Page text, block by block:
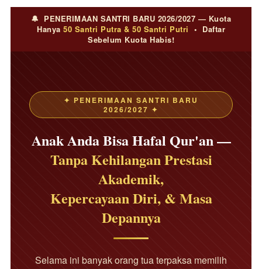
🔔 PENERIMAAN SANTRI BARU 2026/2027 — Kuota
Hanya 50 Santri Putra & 50 Santri Putri • Daftar
Sebelum Kuota Habis!
✦ PENERIMAAN SANTRI BARU
2026/2027 ✦
Anak Anda Bisa Hafal Qur'an —
Tanpa Kehilangan Prestasi
Akademik,
Kepercayaan Diri, & Masa
Depannya
Selama ini banyak orang tua terpaksa memilih